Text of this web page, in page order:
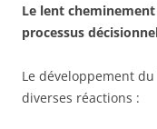
Le lent
processus
Le développement
diverses réactions :